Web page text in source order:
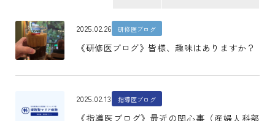
2025.02.26 研修医ブログ
《研修医ブログ》皆様、趣味はありますか？
2025.02.13 指導医ブログ
《指導医ブログ》最近の関心事（産婦人科部